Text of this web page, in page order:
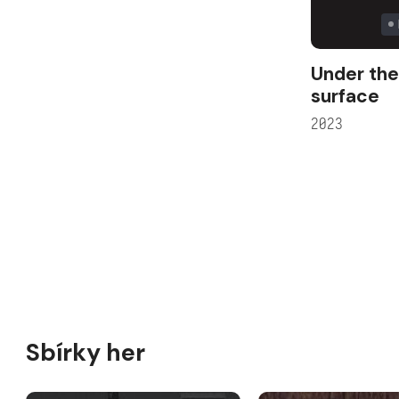
Under the
surface
2023
Sbírky her